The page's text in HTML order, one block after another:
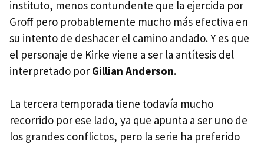
instituto, menos contundente que la ejercida por
Groff pero probablemente mucho más efectiva en
su intento de deshacer el camino andado. Y es que
el personaje de Kirke viene a ser la antítesis del
interpretado por Gillian Anderson.
La tercera temporada tiene todavía mucho
recorrido por ese lado, ya que apunta a ser uno de
los grandes conflictos, pero la serie ha preferido